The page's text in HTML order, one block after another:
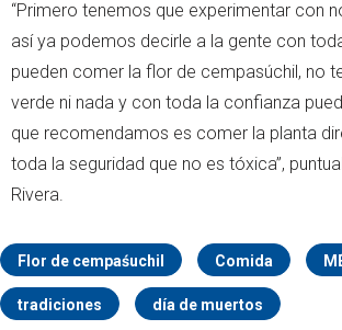
“Primero tenemos que experimentar con
así ya podemos decirle a la gente con
pueden comer la flor de cempasúchil, no
verde ni nada y con toda la confianza
que recomendamos es comer la planta
toda la seguridad que no es tóxica”,
Rivera.
Flor de cempaśuchil Comida
tradiciones día de muertos